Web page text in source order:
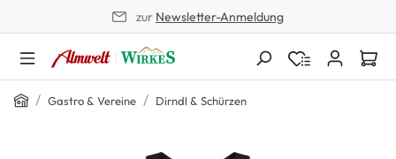
zur Newsletter-Anmeldung
Home
/ Gastro & Vereine / Dirndl & Schürzen